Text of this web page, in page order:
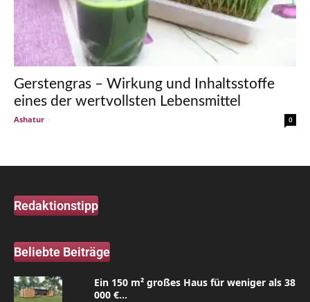
Gerstengras – Wirkung und Inhaltsstoffe
eines der wertvollsten Lebensmittel
Ashatur - 0
Redaktionstipp
Beliebte Beiträge
Ein 150 m² großes Haus für weniger als 38
000 €...